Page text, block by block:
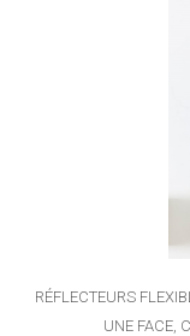
RÉFLECTEURS
UNE FACE,